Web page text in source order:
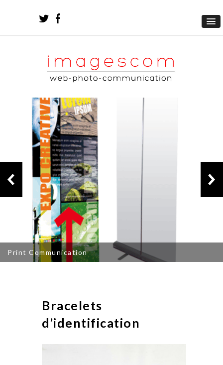
Print Communication
Bracelets
d’identification